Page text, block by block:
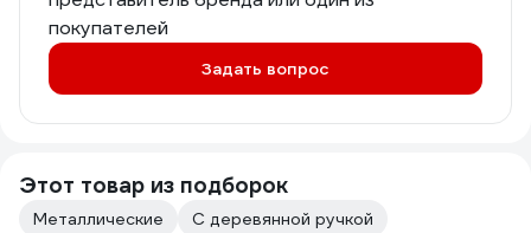
покупателей
Задать вопрос
Этот товар из подборок
Металлические
С деревянной ручкой